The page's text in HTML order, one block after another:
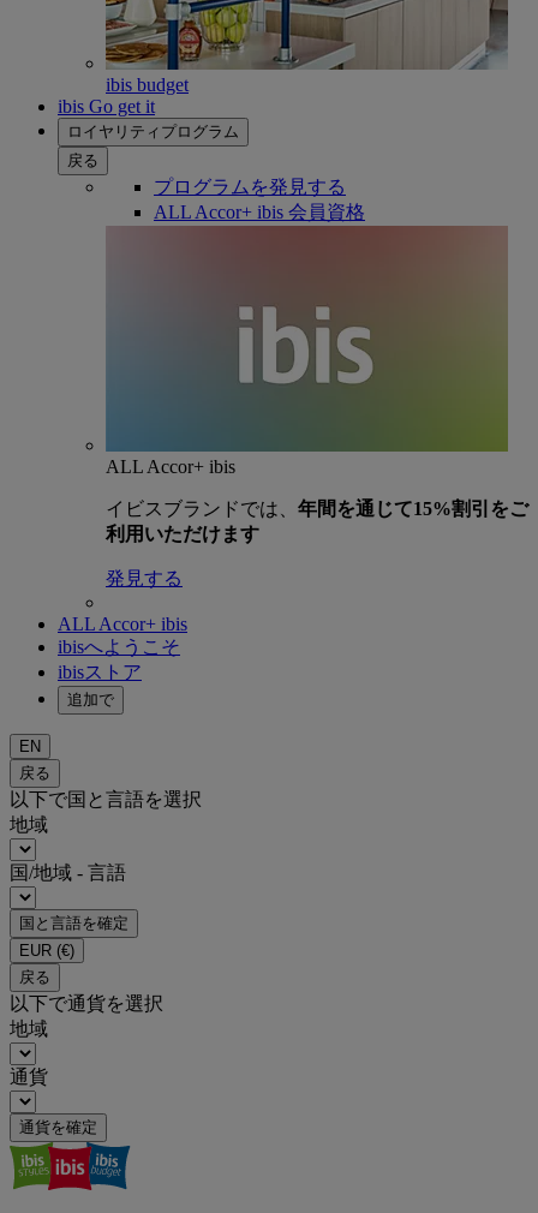
ibis budget
ibis Go get it
ロイヤリティプログラム
戻る
プログラムを発見する
ALL Accor+ ibis 会員資格
ALL Accor+ ibis
イビスブランドでは、 年間を通じて15%割引をご
利用いただけます
発見する
ALL Accor+ ibis
ibisへようこそ
ibisストア
追加で
EN
戻る
以下で国と言語を選択
地域
国/地域 - 言語
国と言語を確定
EUR (€)
戻る
以下で通貨を選択
地域
通貨
通貨を確定